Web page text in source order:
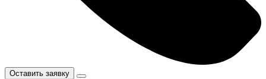
Оставить заявку